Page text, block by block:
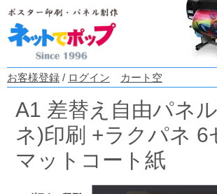
お客様登録 / ログイン カート空
A1 差替え自由パネ
ネ)印刷 +ラクパネ 6
マットコート紙